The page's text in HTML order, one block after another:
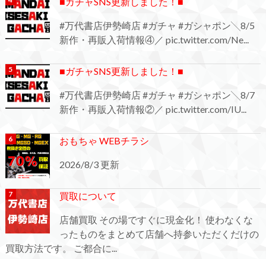
#万代書店伊勢崎店 #ガチャ #ガシャポン╲8/5
新作・再販入荷情報④／ pic.twitter.com/Ne...
■ガチャSNS更新しました！■
#万代書店伊勢崎店 #ガチャ #ガシャポン╲8/7
新作・再販入荷情報②／ pic.twitter.com/IU...
おもちゃ WEBチラシ
2026/8/3 更新
買取について
店舗買取 その場ですぐに現金化！ 使わなくな
ったものをまとめて店舗へ持参いただくだけの
買取方法です。 ご都合に...